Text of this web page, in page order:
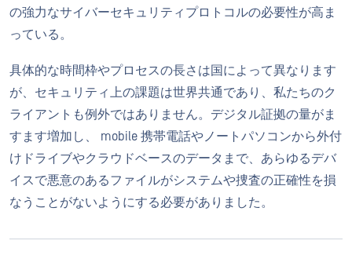
の強力なサイバーセキュリティプロトコルの必要性が高ま
っている。
具体的な時間枠やプロセスの長さは国によって異なります
が、セキュリティ上の課題は世界共通であり、私たちのク
ライアントも例外ではありません。デジタル証拠の量がま
すます増加し、 mobile 携帯電話やノートパソコンから外付
けドライブやクラウドベースのデータまで、あらゆるデバ
イスで悪意のあるファイルがシステムや捜査の正確性を損
なうことがないようにする必要がありました。